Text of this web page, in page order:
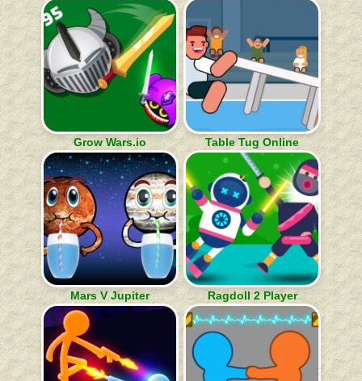
Grow Wars.io Table Tug Online
Mars V Jupiter Ragdoll 2 Player